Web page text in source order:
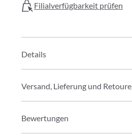
Filialverfügbarkeit prüfen
Details
Versand, Lieferung und Retoure
Bewertungen